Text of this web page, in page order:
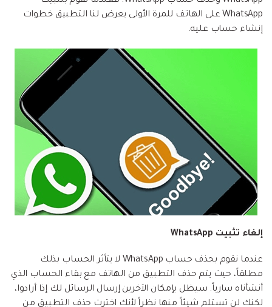
WhatsApp على الهاتف للمرة الأولى يعرض لنا التطبيق خطوات
إنشاء حساب عليه.
إلغاء تثبيت WhatsApp
عندما نقوم بحذف حساب WhatsApp لا يتأثر الحساب بذلك
مطلقاً، حيث يتم حذف التطبيق من الهاتف مع بقاء الحساب الذي
أنشأناه سارياً. سيظل بإمكان الآخرين إرسال الرسائل لك إذا أرادوا،
لكنك لن تستلم شيئاً منها نظراً لأنك اخترت حذف التطبيق من